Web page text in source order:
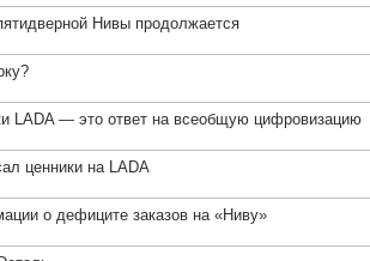
Нивы продолжается
LADA — это ответ на всеобщую цифровизацию
ценники на LADA
о дефиците заказов на «Ниву»